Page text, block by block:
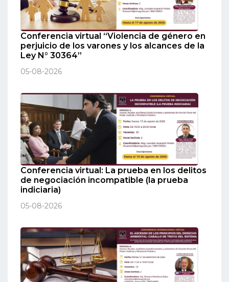
Conferencia virtual “Violencia de género en
perjuicio de los varones y los alcances de la
Ley N° 30364”
05-08-2026
Conferencia virtual: La prueba en los delitos
de negociación incompatible (la prueba
indiciaria)
05-08-2026